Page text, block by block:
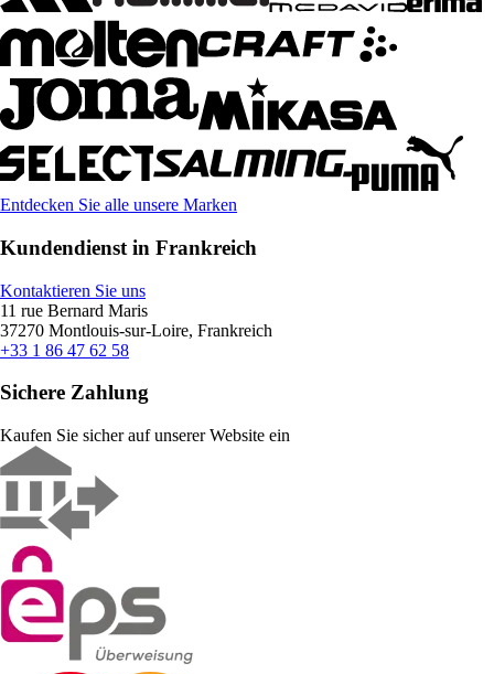
Entdecken Sie alle unsere Marken
Kundendienst in Frankreich
Kontaktieren Sie uns
11 rue Bernard Maris
37270 Montlouis-sur-Loire, Frankreich
+33 1 86 47 62 58
Sichere Zahlung
Kaufen Sie sicher auf unserer Website ein